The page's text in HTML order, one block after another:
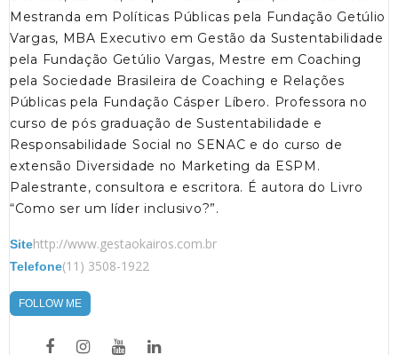
Mestranda em Políticas Públicas pela Fundação Getúlio
Vargas, MBA Executivo em Gestão da Sustentabilidade
pela Fundação Getúlio Vargas, Mestre em Coaching
pela Sociedade Brasileira de Coaching e Relações
Públicas pela Fundação Cásper Líbero. Professora no
curso de pós graduação de Sustentabilidade e
Responsabilidade Social no SENAC e do curso de
extensão Diversidade no Marketing da ESPM.
Palestrante, consultora e escritora. É autora do Livro
“Como ser um líder inclusivo?”.
Sitehttp://www.gestaokairos.com.br
Telefone(11) 3508-1922
FOLLOW ME